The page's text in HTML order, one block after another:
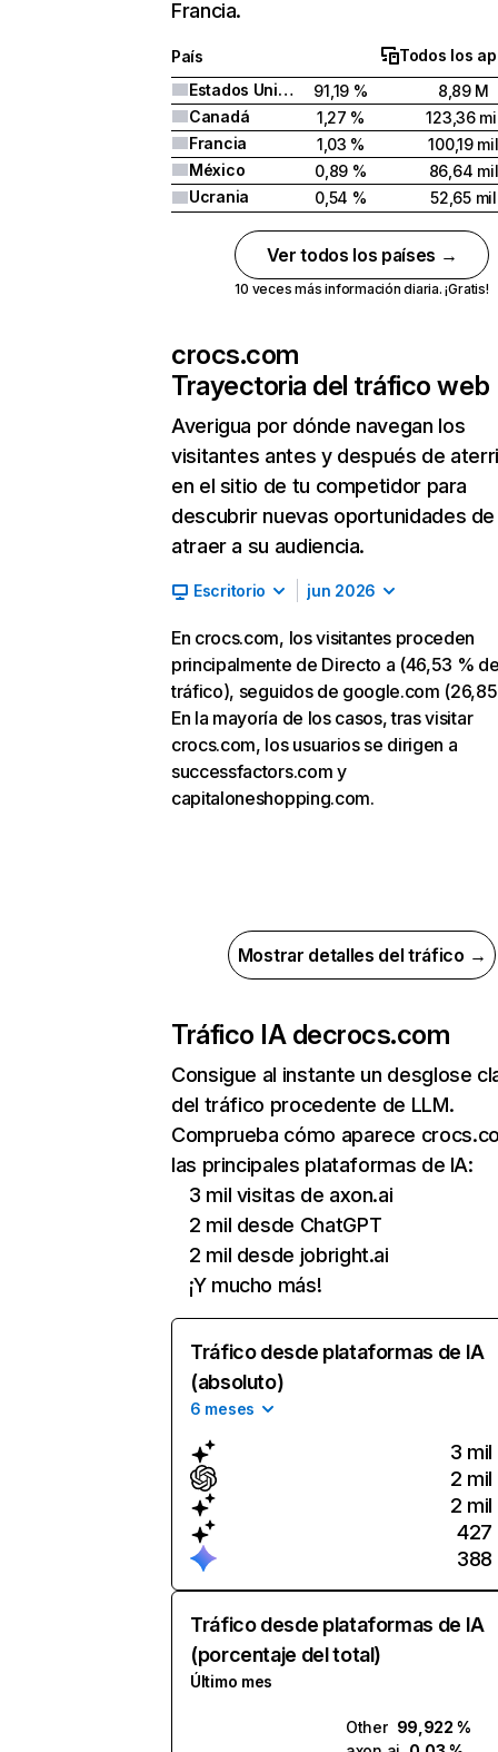
Francia.
País
Todos los
Estados Unidos
91,19 %
8,89 M
Canadá
1,27 %
123,36
Francia
1,03 %
100,19 mil
México
0,89 %
86,64 mil
Ucrania
0,54 % 52,65 mil
Ver todos los países →
10 veces más información diaria. ¡Gratis!
crocs.com
Trayectoria del tráfico web
Averigua por dónde navegan los
visitantes antes y después de
en el sitio de tu competidor para
descubrir nuevas oportunidades de
atraer a su audiencia.
Escritorio jun 2026
En crocs.com, los visitantes proceden
principalmente de Directo a (46,53 %
tráfico), seguidos de google.com
En la mayoría de los casos, tras visitar
crocs.com, los usuarios se dirigen a
successfactors.com y
capitaloneshopping.com.
Mostrar detalles del tráfico →
Tráfico IA decrocs.com
Consigue al instante un desglose
del tráfico procedente de LLM.
Comprueba cómo aparece
las principales plataformas de IA:
3 mil visitas de axon.ai
2 mil desde ChatGPT
2 mil desde jobright.ai
¡Y mucho más!
Tráfico desde plataformas de IA
(absoluto)
6 meses
3 mil
2 mil
2 mil
427
388
Tráfico desde plataformas de IA
(porcentaje del total)
Último mes
Other 99,922 %